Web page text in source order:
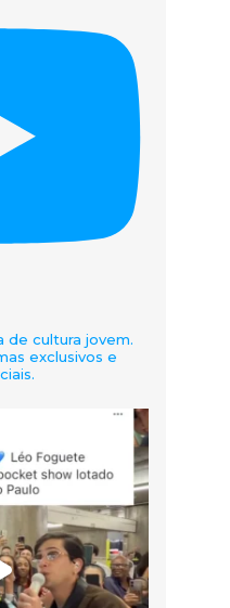
de cultura jovem.
exclusivos e